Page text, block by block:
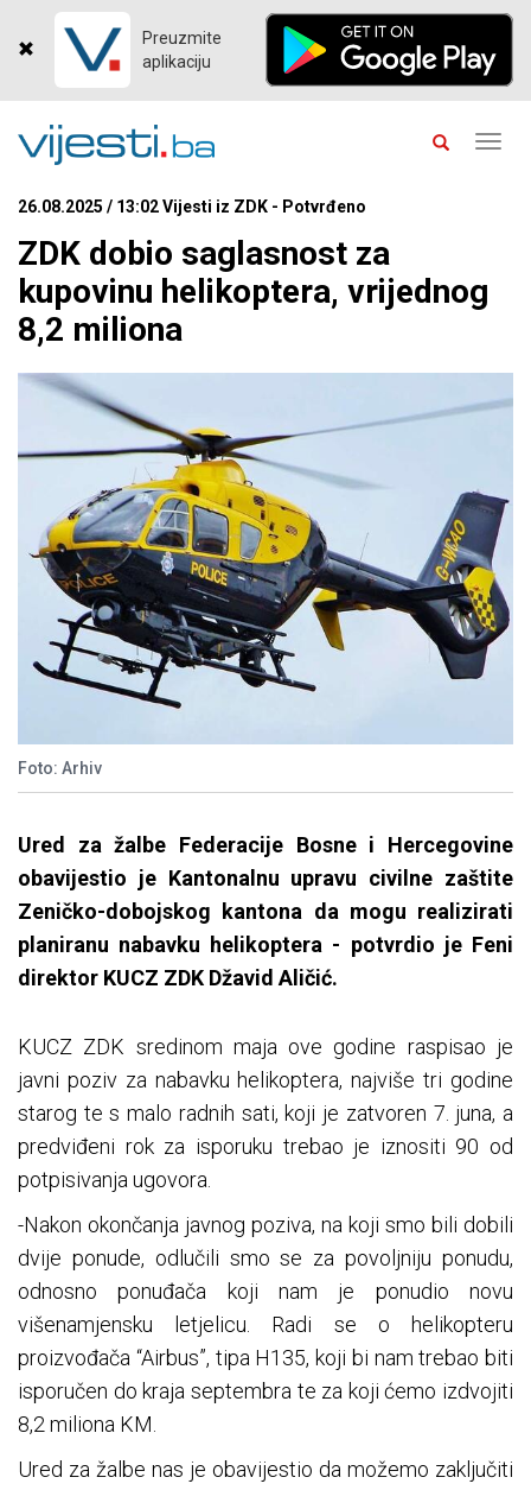
Preuzmite
aplikaciju
26.08.2025 / 13:02 Vijesti iz ZDK - Potvrđeno
ZDK dobio saglasnost za
kupovinu helikoptera, vrijednog
8,2 miliona
Foto: Arhiv
Ured za žalbe Federacije Bosne i Hercegovine
obavijestio je Kantonalnu upravu civilne zaštite
Zeničko-dobojskog kantona da mogu realizirati
planiranu nabavku helikoptera - potvrdio je Feni
direktor KUCZ ZDK Džavid Aličić.
KUCZ ZDK sredinom maja ove godine raspisao je
javni poziv za nabavku helikoptera, najviše tri godine
starog te s malo radnih sati, koji je zatvoren 7. juna, a
predviđeni rok za isporuku trebao je iznositi 90 od
potpisivanja ugovora.
-Nakon okončanja javnog poziva, na koji smo bili dobili
dvije ponude, odlučili smo se za povoljniju ponudu,
odnosno ponuđača koji nam je ponudio novu
višenamjensku letjelicu. Radi se o helikopteru
proizvođača “Airbus”, tipa H135, koji bi nam trebao biti
isporučen do kraja septembra te za koji ćemo izdvojiti
8,2 miliona KM.
Ured za žalbe nas je obavijestio da možemo zaključiti